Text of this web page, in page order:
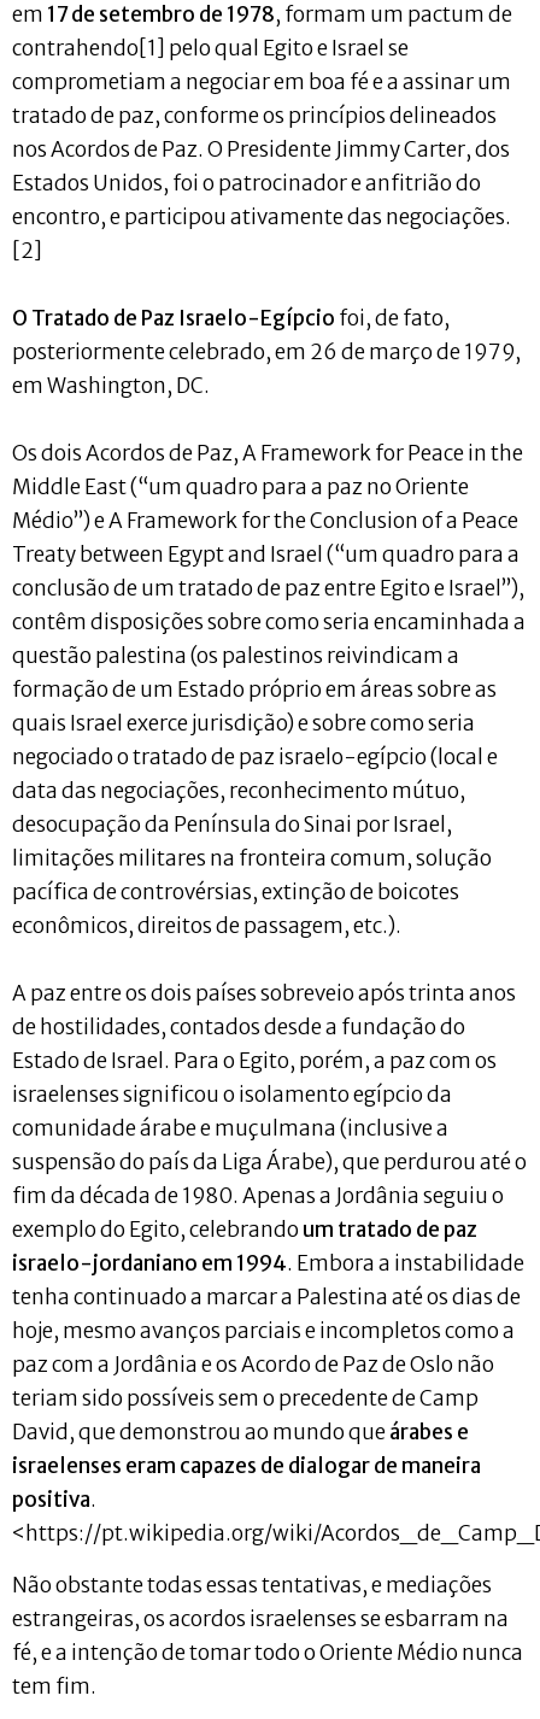
em 17 de setembro de 1978, formam um pactum de
contrahendo[1] pelo qual Egito e Israel se
comprometiam a negociar em boa fé e a assinar um
tratado de paz, conforme os princípios delineados
nos Acordos de Paz. O Presidente Jimmy Carter, dos
Estados Unidos, foi o patrocinador e anfitrião do
encontro, e participou ativamente das negociações.
[2]
O Tratado de Paz Israelo-Egípcio foi, de fato,
posteriormente celebrado, em 26 de março de 1979,
em Washington, DC.
Os dois Acordos de Paz, A Framework for Peace in the
Middle East (“um quadro para a paz no Oriente
Médio”) e A Framework for the Conclusion of a Peace
Treaty between Egypt and Israel (“um quadro para a
conclusão de um tratado de paz entre Egito e Israel”),
contêm disposições sobre como seria encaminhada a
questão palestina (os palestinos reivindicam a
formação de um Estado próprio em áreas sobre as
quais Israel exerce jurisdição) e sobre como seria
negociado o tratado de paz israelo-egípcio (local e
data das negociações, reconhecimento mútuo,
desocupação da Península do Sinai por Israel,
limitações militares na fronteira comum, solução
pacífica de controvérsias, extinção de boicotes
econômicos, direitos de passagem, etc.).
A paz entre os dois países sobreveio após trinta anos
de hostilidades, contados desde a fundação do
Estado de Israel. Para o Egito, porém, a paz com os
israelenses significou o isolamento egípcio da
comunidade árabe e muçulmana (inclusive a
suspensão do país da Liga Árabe), que perdurou até o
fim da década de 1980. Apenas a Jordânia seguiu o
exemplo do Egito, celebrando um tratado de paz
israelo-jordaniano em 1994. Embora a instabilidade
tenha continuado a marcar a Palestina até os dias de
hoje, mesmo avanços parciais e incompletos como a
paz com a Jordânia e os Acordo de Paz de Oslo não
teriam sido possíveis sem o precedente de Camp
David, que demonstrou ao mundo queárabes e
israelenses eram capazes de dialogar de maneira
positiva.
<https://pt.wikipedia.org/wiki/
Não obstante todas essas tentativas, e mediações
estrangeiras, os acordos israelenses se esbarram na
fé, e a intenção de tomar todo o Oriente Médio nunca
tem fim.